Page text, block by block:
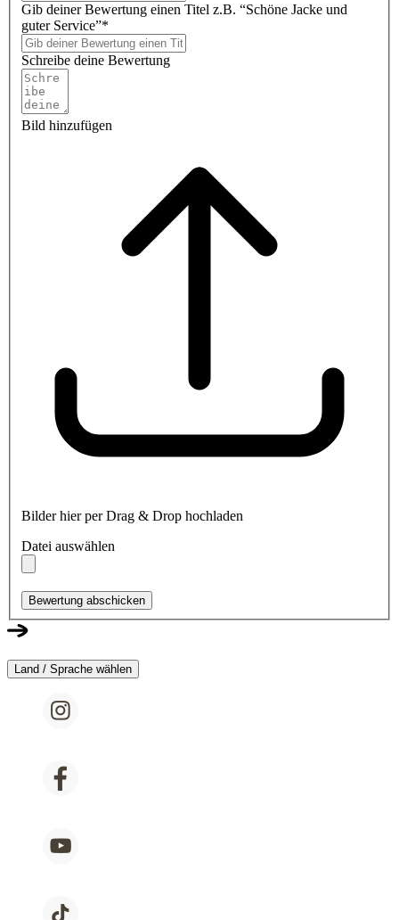
Gib deiner Bewertung einen Titel z.B. “Schöne Jacke und
guter Service”*
Schreibe deine Bewertung
Bild hinzufügen
Bilder hier per Drag & Drop hochladen
Datei auswählen
Bewertung abschicken
Land / Sprache wählen